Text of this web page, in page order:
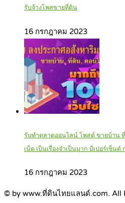
รับจ้างโพสขายที่ดิน
16 กรกฎาคม 2023
รับทำตลาดออนไลน์ โพสต์ ขายบ้าน
เน็ต เป็นเรื่องจำเป็นมาก มีเปอร์เซ็นต์
16 กรกฎาคม 2023
© by www.ที่ดินไทยแลนด์.com. All